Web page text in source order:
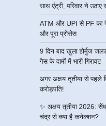
साथ एंट्री, परिवार ने उठाए
ATM और UPI से PF का
और पूरा प्रोसेस
9 दिन बाद खुला होर्मुज
गैस के दामों में भारी गिरावट
अगर अक्षय तृतीया से
करोड़पति!
✨ अक्षय तृतीया 2026:
चंद्र से क्या है कनेक्शन?